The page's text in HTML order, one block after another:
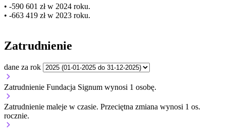
• -590 601 zł w 2024 roku.
• -663 419 zł w 2023 roku.
Zatrudnienie
dane za rok
Zatrudnienie Fundacja Signum wynosi 1 osobę.
Zatrudnienie maleje w czasie. Przeciętna zmiana wynosi 1 os.
rocznie.